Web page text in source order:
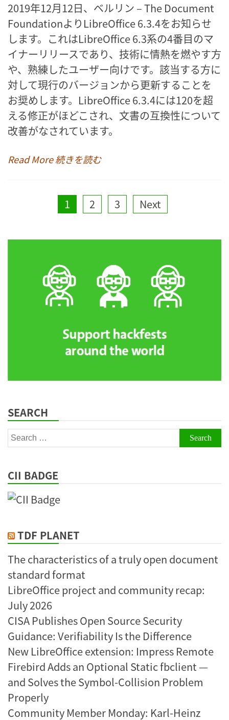
2019年12月12日、ベルリン – The Document
FoundationよりLibreOffice 6.3.4をお知らせ
します。これはLibreOffice 6.3系の4番目のマ
イナーリリースであり、技術に情熱を燃やす方
や、熟練したユーザー向けです。該当する方に
対して現行のバージョンから更新することを
お奨めします。LibreOffice 6.3.4には120を超
える修正がほどこされ、文書の互換性について
改善がなされています。
Read More 続きを読む
1 2 3 Next
SEARCH
Search
for:
CII BADGE
TDF PLANET
The characteristics of a truly open document
standard format
LibreOffice project and community recap:
July 2026
CISA Publishes Open Source Security
Guidance: Verifiability Is the Difference
New LibreOffice extension: Impress Remote
Firebird Adds an Optional Static fbclient —
and Solves the Symbol-Collision Problem
Properly
Community Member Monday: Karl-Heinz